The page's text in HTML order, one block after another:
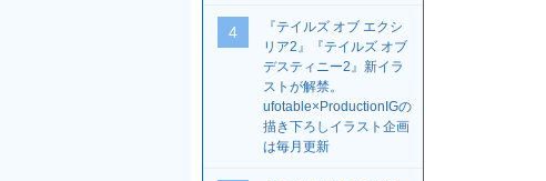
4
『テイルズ オブ エクシ
リア2』『テイルズ オブ
デスティニー2』新イラ
ストが解禁。
ufotable×ProductionIGの
描き下ろしイラスト企画
は毎月更新